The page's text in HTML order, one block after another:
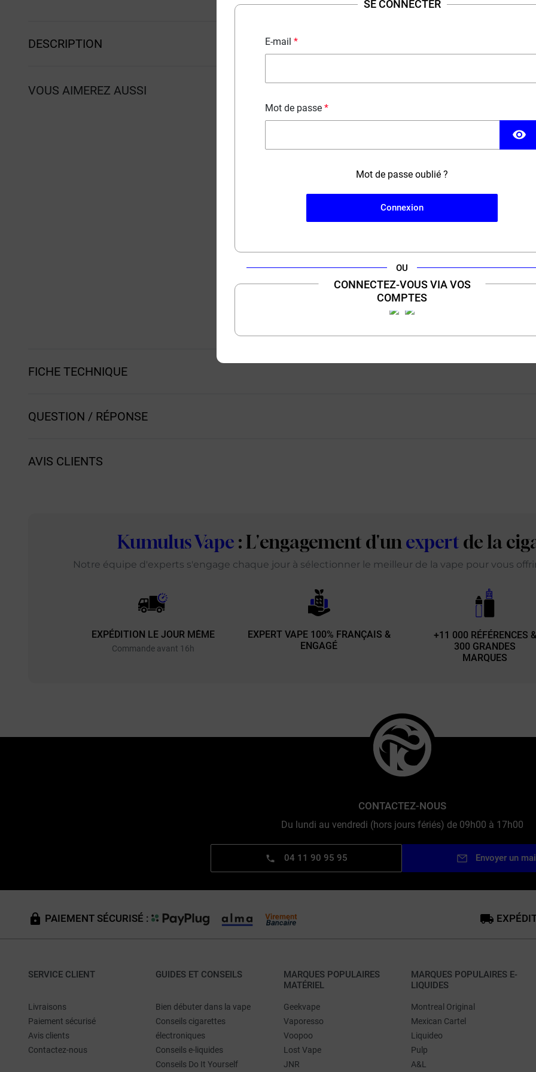
SE CONNECTER
E-mail
Mot de passe
visibility
Mot de passe oublié ?
Connexion
OU
CONNECTEZ-VOUS VIA VOS
COMPTES
DESCRIPTION
VOUS AIMEREZ AUSSI
(22 avis)
Concentré Absolum High-
End
Agrumes - Absinthe - Pomme
5,20 €
FICHE TECHNIQUE
QUESTION / RÉPONSE
AVIS CLIENTS
Kumulus Vape : L'engagement d'un expert de la
Notre équipe d'experts s'engage chaque jour à sélectionner le meilleur de la vape pour vous
EXPÉDITION LE JOUR MÊME
Commande avant 16h
EXPERT VAPE 100% FRANÇAIS &
ENGAGÉ
+11 000 RÉFÉRENCES &
300 GRANDES
MARQUES
CONTACTEZ-NOUS
Du lundi au vendredi (hors jours fériés) de 09h00 à 17h00
04 11 90 95 95 Envoyer un
PAIEMENT SÉCURISÉ :
SERVICE CLIENT
Livraisons
Paiement sécurisé
Avis clients
Contactez-nous
GUIDES ET CONSEILS
Bien débuter dans la vape
Conseils cigarettes
électroniques
Conseils e-liquides
Conseils Do It Yourself
MARQUES POPULAIRES
MATÉRIEL
Geekvape
Vaporesso
Voopoo
Lost Vape
JNR
MARQUES POPULAIRES E-
LIQUIDES
Montreal Original
Mexican Cartel
Liquideo
Pulp
A&L